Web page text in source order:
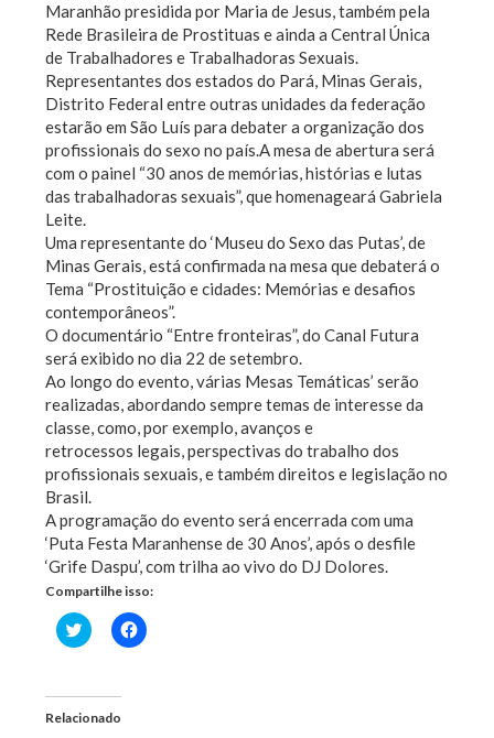
Maranhão presidida por Maria de Jesus, também pela
Rede Brasileira de Prostituas e ainda a Central Única
de Trabalhadores e Trabalhadoras Sexuais.
Representantes dos estados do Pará, Minas Gerais,
Distrito Federal entre outras unidades da federação
estarão em São Luís para debater a organização dos
profissionais do sexo no país.A mesa de abertura será
com o painel “30 anos de memórias, histórias e lutas
das trabalhadoras sexuais”, que homenageará Gabriela
Leite.
Uma representante do ‘Museu do Sexo das Putas’, de
Minas Gerais, está confirmada na mesa que debaterá o
Tema “Prostituição e cidades: Memórias e desafios
contemporâneos”.
O documentário “Entre fronteiras”, do Canal Futura
será exibido no dia 22 de setembro.
Ao longo do evento, várias Mesas Temáticas’ serão
realizadas, abordando sempre temas de interesse da
classe, como, por exemplo, avanços e
retrocessos legais, perspectivas do trabalho dos
profissionais sexuais, e também direitos e legislação no
Brasil.
A programação do evento será encerrada com uma
‘Puta Festa Maranhense de 30 Anos’, após o desfile
‘Grife Daspu’, com trilha ao vivo do DJ Dolores.
Compartilhe isso:
Clique
para
em
nova
janela)
Clique
para
Relacionado